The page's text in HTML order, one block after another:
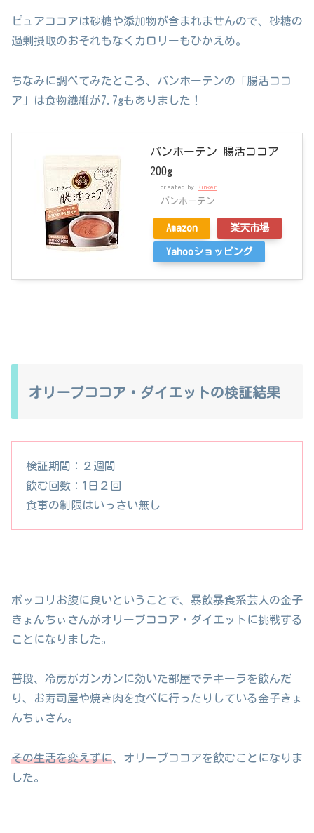
ピュアココアは砂糖や添加物が含まれませんので、砂糖の
過剰摂取のおそれもなくカロリーもひかえめ。
ちなみに調べてみたところ、バンホーテンの「腸活ココ
ア」は食物繊維が7.7gもありました！
バンホーテン 腸活ココア
200g
created by Rinker
バンホーテン
Amazon 楽天市場
Yahooショッピング
オリーブココア・ダイエットの検証結果
検証期間：２週間
飲む回数：1日２回
食事の制限はいっさい無し
ポッコリお腹に良いということで、暴飲暴食系芸人の金子
きょんちぃさんがオリーブココア・ダイエットに挑戦する
ことになりました。
普段、冷房がガンガンに効いた部屋でテキーラを飲んだ
り、お寿司屋や焼き肉を食べに行ったりしている金子きょ
んちぃさん。
その生活を変えずに、オリーブココアを飲むことになりま
した。